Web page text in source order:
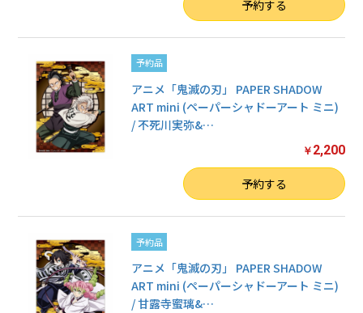
予約する
予約品
アニメ「鬼滅の刃」 PAPER SHADOW
ART mini (ペーパーシャドーアート ミニ)
/ 不死川実弥&…
￥ 2,200
予約する
予約品
アニメ「鬼滅の刃」 PAPER SHADOW
ART mini (ペーパーシャドーアート ミニ)
/ 甘露寺蜜璃&…